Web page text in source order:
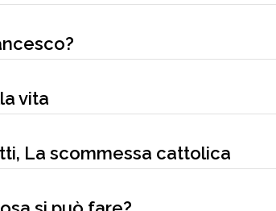
vita
La scommessa cattolica